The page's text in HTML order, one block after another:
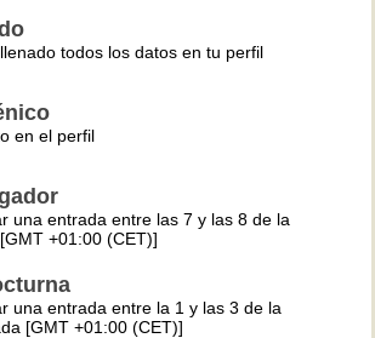
todos los datos en tu perfil
en el perfil
una entrada entre las 7 y las 8 de la
+01:00 (CET)]
una entrada entre la 1 y las 3 de la
[GMT +01:00 (CET)]